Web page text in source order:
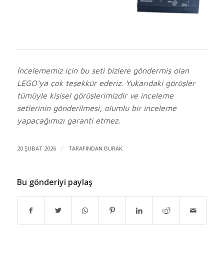
İncelememiz için bu seti bizlere göndermiş olan
LEGO’ya çok teşekkür ederiz. Yukarıdaki görüşler
tümüyle kişisel görüşlerimizdir ve inceleme
setlerinin gönderilmesi, olumlu bir inceleme
yapacağımızı garanti etmez.
20 ŞUBAT 2026 / TARAFINDAN BURAK
Bu gönderiyi paylaş